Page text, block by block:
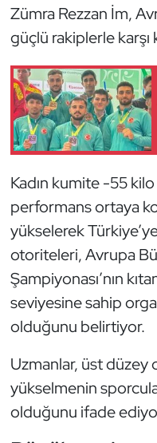
Zümra Rezzan İm,
güçlü rakiplerle karşı
Kadın kumite -55
performans ortaya
yükselerek
otoriteleri, Avrupa
Şampiyonası’nın
seviyesine sahip
olduğunu belirtiyor.
Uzmanlar, üst düzey
yükselmenin
olduğunu ifade
Genel
Golf
Güreş
Halter
Hava Sporları
Hentbol
İşitme Engelli
Judo ve Kuraş
Karate